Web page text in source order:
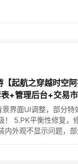
【起航之穿越时空
+管理后台+交易
景界面UI调整，部分
！ 5.PK平衡性修复，
内外观不显示问题，部